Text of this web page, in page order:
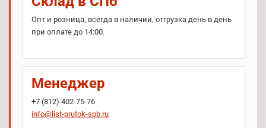
Опт и розница, всегда в наличии, отгрузка день в день
при оплате до 14:00.
Менеджер
+7 (812) 402-75-76
info@list-prutok-spb.ru